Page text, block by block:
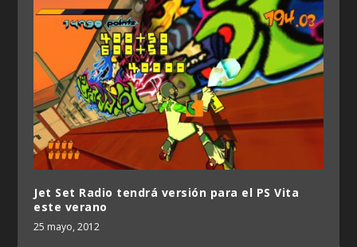
Jet Set Radio tendrá versión para el PS Vita
este verano
25 mayo, 2012